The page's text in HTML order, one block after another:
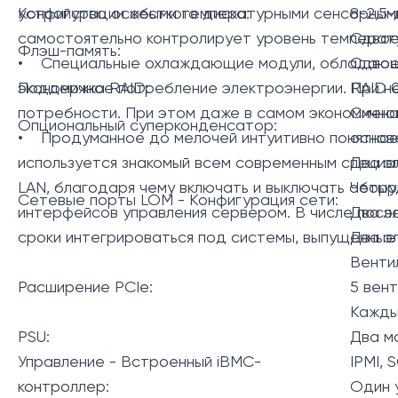
устройство особыми температурными
самостоятельно контролирует уровень
• Специальные охлаждающие модули,
экономичное потребление электроэнергии. При
потребности. При этом даже в самом
• Продуманное до мелочей интуитивно
используется знакомый всем современным
LAN, благодаря чему включать и выключать
интерфейсов управления сервером. В числе
сроки интегрироваться под системы,
Конфигурации жесткого диска:
8-2,5-
Флэш-память:
Поддержка RAID:
RAID
Опциональный суперконденсатор:
Смена
Сетевые порты LOM - Конфигурация сети:
Два
Два
Два
Расширение PCIe:
5
PSU:
Два
Управление - Встроенный iBMC-
контроллер:
IPMI,
Один